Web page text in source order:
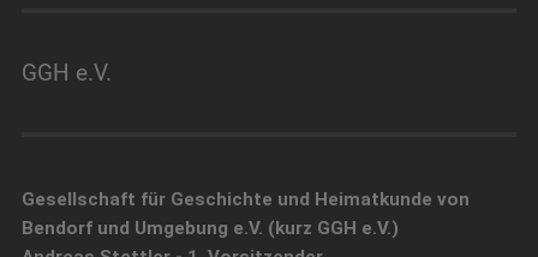
GGH e.V.
Gesellschaft für Geschichte und Heimatkunde von
Bendorf und Umgebung e.V. (kurz GGH e.V.)